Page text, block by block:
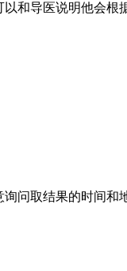
和导医说明他会
问取结果的时间和